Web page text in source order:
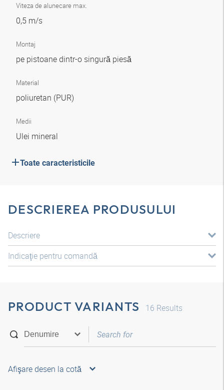
Viteza de alunecare max.
0,5 m/s
Montaj
pe pistoane dintr-o singură piesă
Material
poliuretan (PUR)
Medii
Ulei mineral
Toate caracteristicile
DESCRIEREA PRODUSULUI
Descriere
Indicaţie pentru comandă
PRODUCT VARIANTS 16 Results
Afişare desen la cotă